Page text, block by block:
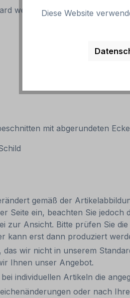
weiß
mit abgerundeten
gemäß der
Seite ein, beachten Sie
zur Ansicht. Bitte prüfen Sie
kann erst dann produziert
das wir nicht in unserem
Ihnen unser Angebot.
individuellen Artikeln die
oder nach
Diese Website